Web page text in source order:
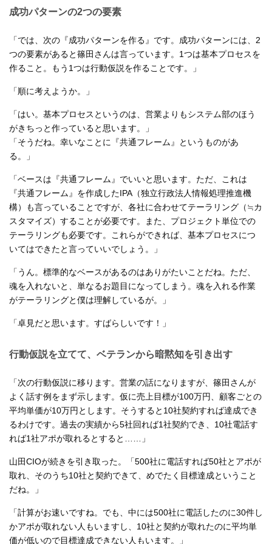
成功パターンの2つの要素
「では、次の『成功パターンを作る』です。成功パターンには、2
つの要素があると篠田さんは言っています。1つは基本プロセスを
作ること。もう1つは行動仮説を作ることです。」
「順に考えようか。」
「はい。基本プロセスというのは、営業よりもシステム部のほう
がきちっと作っていると思います。」
「そうだね。幸いなことに『共通フレーム』というものがあ
る。」
「ベースは『共通フレーム』でいいと思います。ただ、これは
『共通フレーム』を作成したIPA（独立行政法人情報処理推進機
構）も言っていることですが、各社に合わせてテーラリング（≒カ
スタマイズ）することが必要です。また、プロジェクト単位での
テーラリングも必要です。これらができれば、基本プロセスにつ
いてはできたと言っていいでしょう。」
「うん。標準的なベースがあるのはありがたいことだね。ただ、
魂を入れないと、単なるお題目になってしまう。魂を入れる作業
がテーラリングと僕は理解しているが。」
「卓見だと思います。すばらしいです！」
行動仮説を立てて、ベテランから暗黙知を引き出す
「次の行動仮説に移ります。営業の話になりますが、篠田さんが
よく話す例をまず示します。仮に売上目標が100万円、顧客ごとの
平均単価が10万円とします。そうすると10社契約すれば達成でき
るわけです。過去の実績から5社回れば1社契約でき、10社電話す
れば1社アポが取れるとすると……」
山田CIOが続きを引き取った。「500社に電話すれば50社とアポが
取れ、そのうち10社と契約できて、めでたく目標達成ということ
だね。」
「計算がお速いですね。でも、中には500社に電話したのに30件し
かアポが取れない人もいますし、10社と契約が取れたのに平均単
価が低いので目標達成できない人もいます。」